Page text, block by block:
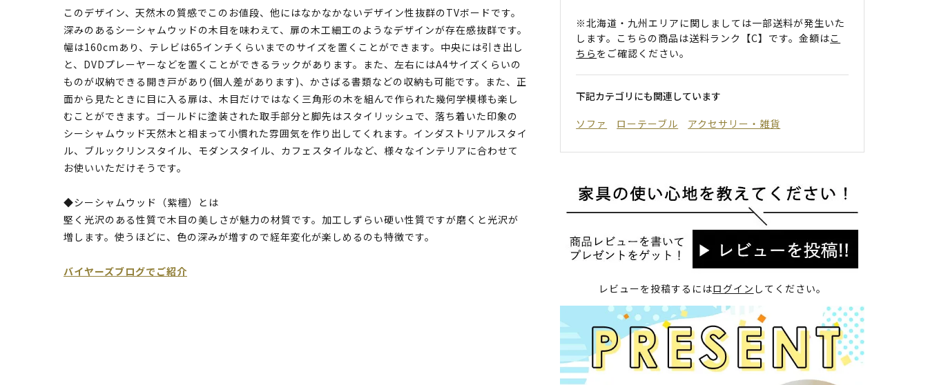
このデザイン、天然木の質感でこのお値段、他にはなかなかないデザイン性抜群のTVボードです。
深みのあるシーシャムウッドの木目を味わえて、扉の木工細工のようなデザインが存在感抜群です。
幅は160cmあり、テレビは65インチくらいまでのサイズを置くことができます。中央には引き出し
と、DVDプレーヤーなどを置くことができるラックがあります。また、左右にはA4サイズくらいの
ものが収納できる開き戸があり(個人差があります)、かさばる書類などの収納も可能です。また、正
面から見たときに目に入る扉は、木目だけではなく三角形の木を組んで作られた幾何学模様も楽し
むことができます。ゴールドに塗装された取手部分と脚先はスタイリッシュで、落ち着いた印象の
シーシャムウッド天然木と相まって小慣れた雰囲気を作り出してくれます。インダストリアルスタイ
ル、ブルックリンスタイル、モダンスタイル、カフェスタイルなど、様々なインテリアに合わせて
お使いいただけそうです。
◆シーシャムウッド（紫檀）とは
堅く光沢のある性質で木目の美しさが魅力の材質です。加工しずらい硬い性質ですが磨くと光沢が
増します。使うほどに、色の深みが増すので経年変化が楽しめるのも特徴です。
バイヤーズブログでご紹介
※北海道・九州エリアに関しましては一部送料が発生いた
します。こちらの商品は送料ランク【C】です。金額はこ
ちら をご確認ください。
下記カテゴリにも関連しています
ソファ
ローテーブル アクセサリー・雑貨
レビューを投稿するにはログイン してください。